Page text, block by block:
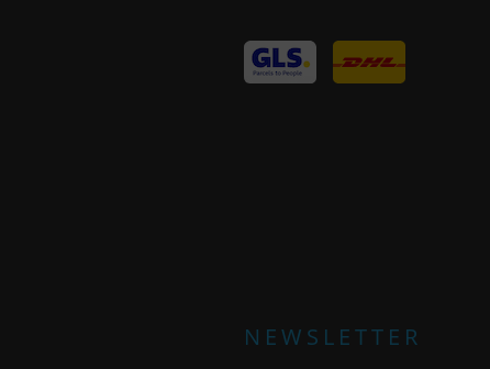
NEWSLETTER
der Seite finden. Ergänzende Informationen finden Sie in unseren
Indem Sie das mit den Google-Diensten verbundene Cookie